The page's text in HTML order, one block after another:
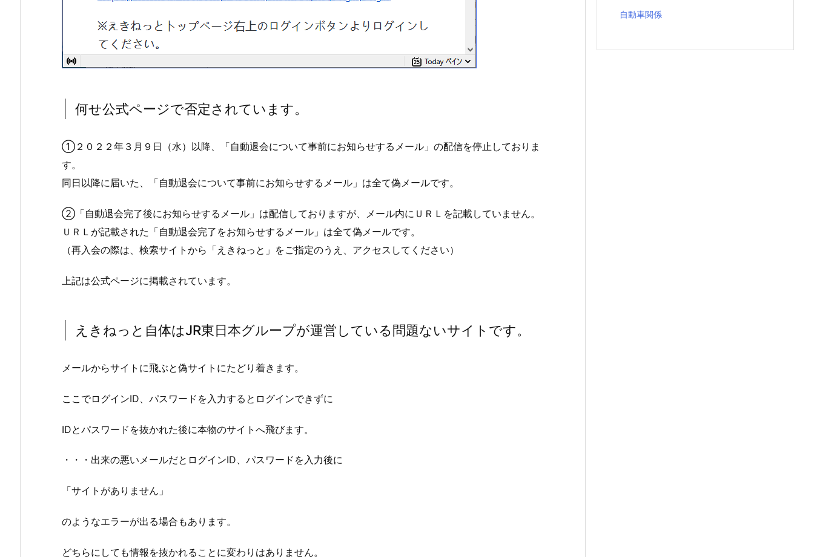
何せ公式ページで否定されています。
①２０２２年３月９日（水）以降、「自動退会について事前にお知らせするメール」の配信を停止しておりま
す。
同日以降に届いた、「自動退会について事前にお知らせするメール」は全て偽メールです。
②「自動退会完了後にお知らせするメール」は配信しておりますが、メール内にＵＲＬを記載していません。
ＵＲＬが記載された「自動退会完了をお知らせするメール」は全て偽メールです。
（再入会の際は、検索サイトから「えきねっと」をご指定のうえ、アクセスしてください）
上記は公式ページに掲載されています。
えきねっと自体はJR東日本グループが運営している問題ないサイトです。
メールからサイトに飛ぶと偽サイトにたどり着きます。
ここでログインID、パスワードを入力するとログインできずに
IDとパスワードを抜かれた後に本物のサイトへ飛びます。
・・・出来の悪いメールだとログインID、パスワードを入力後に
「サイトがありません」
のようなエラーが出る場合もあります。
どちらにしても情報を抜かれることに変わりはありません。
自動車関係